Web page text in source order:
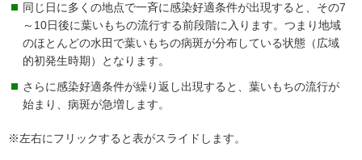
同じ日に多くの地点で一斉に感染好適条件が出現すると、その7
～10日後に葉いもちの流行する前段階に入ります。つまり地域
のほとんどの水田で葉いもちの病斑が分布している状態（広域
的初発生時期）となります。
さらに感染好適条件が繰り返し出現すると、葉いもちの流行が
始まり、病斑が急増します。
※左右にフリックすると表がスライドします。